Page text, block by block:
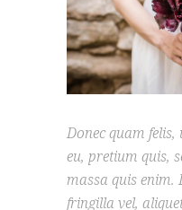
Donec quam felis,
eu, pretium quis,
massa quis enim.
fringilla vel,